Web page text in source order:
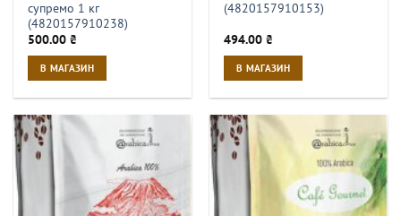
супремо 1 кг
(4820157910238)
500.00₴
В МАГАЗИН
(4820157910153)
494.00₴
В МАГАЗИН